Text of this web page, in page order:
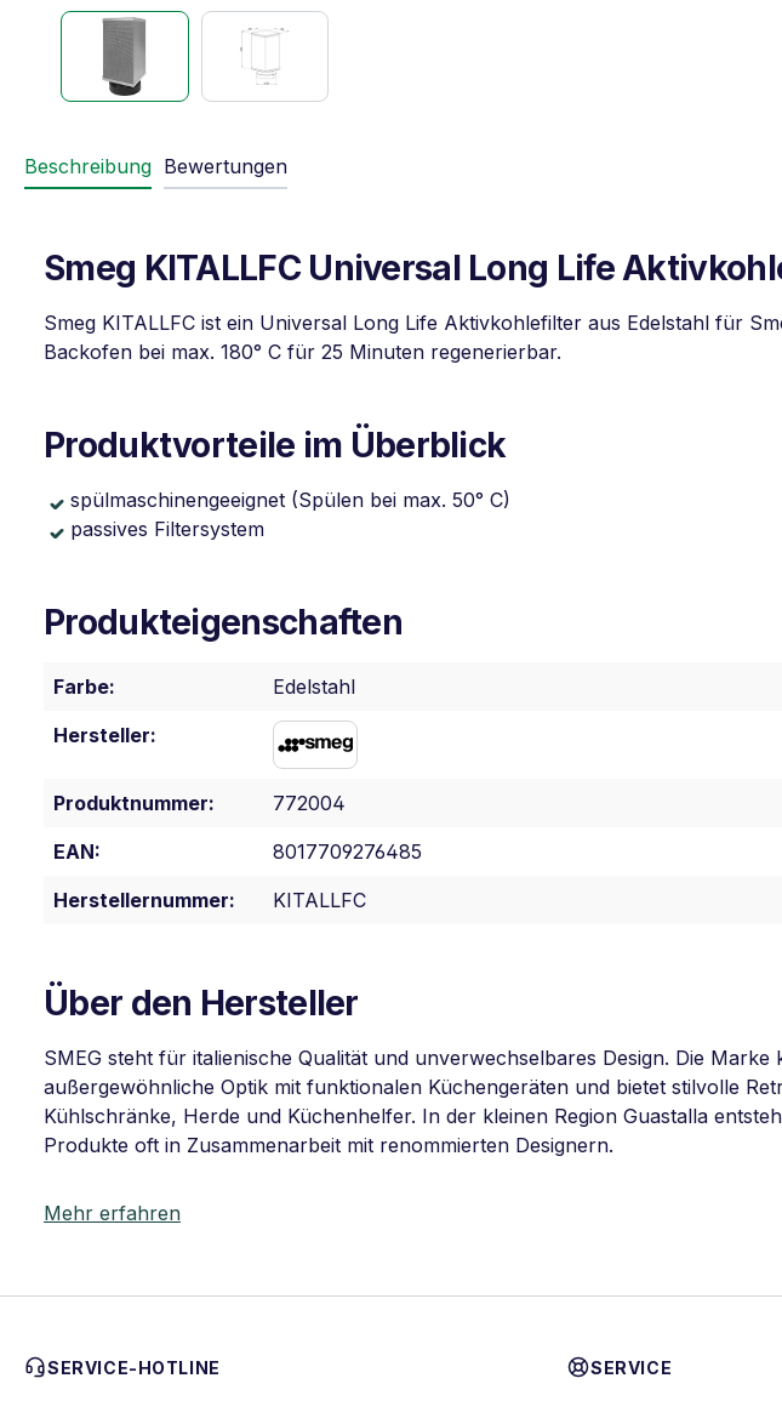
Beschreibung Bewertungen
Smeg KITALLFC Universal Long Life
Smeg KITALLFC ist ein Universal Long Life Aktivkohlefilter aus Edelstahl für
Backofen bei max. 180° C für 25 Minuten regenerierbar.
Produktvorteile im Überblick
spülmaschinengeeignet (Spülen bei max. 50° C)
passives Filtersystem
Produkteigenschaften
Farbe:
Edelstahl
Hersteller:
Produktnummer:
772004
EAN:
8017709276485
Herstellernummer:
KITALLFC
Über den Hersteller
SMEG steht für italienische Qualität und unverwechselbares Design. Die Marke
außergewöhnliche Optik mit funktionalen Küchengeräten und bietet stilvolle
Kühlschränke, Herde und Küchenhelfer. In der kleinen Region Guastalla
Produkte oft in Zusammenarbeit mit renommierten Designern.
Mehr erfahren
SERVICE-HOTLINE SERVICE